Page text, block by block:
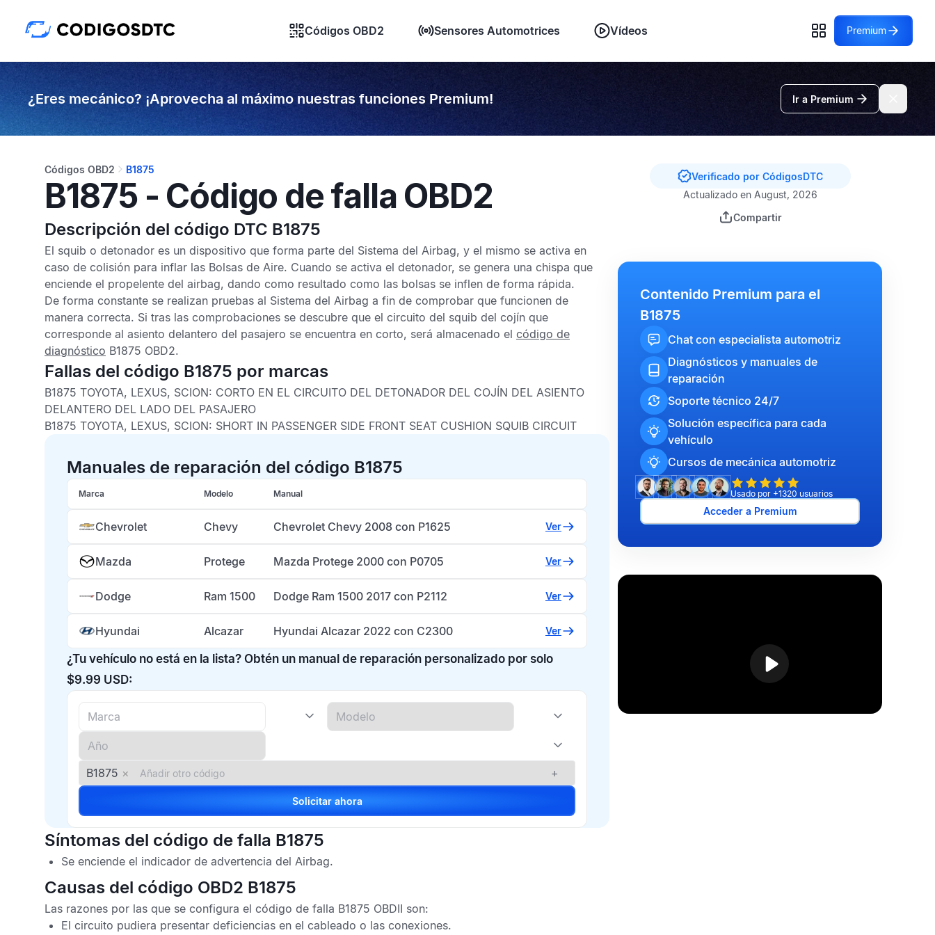
Códigos OBD2 Sensores Automotrices Vídeos Premium
¿Eres mecánico? ¡Aprovecha al máximo nuestras funciones Premium! Ir a Premium
Códigos OBD2 B1875
B1875 - Código de falla OBD2
Descripción del código DTC B1875
El squib o detonador es un dispositivo que forma parte del Sistema del Airbag, y el mismo se activa en
caso de colisión para inflar las Bolsas de Aire. Cuando se activa el detonador, se genera una chispa que
enciende el propelente del airbag, dando como resultado como las bolsas se inflen de forma rápida.
De forma constante se realizan pruebas al Sistema del Airbag a fin de comprobar que funcionen de
manera correcta. Si tras las comprobaciones se descubre que el circuito del squib del cojín que
corresponde al asiento delantero del pasajero se encuentra en corto, será almacenado el código de
diagnóstico B1875 OBD2.
Fallas del código B1875 por marcas
B1875 TOYOTA, LEXUS, SCION: CORTO EN EL CIRCUITO DEL DETONADOR DEL COJÍN DEL ASIENTO
DELANTERO DEL LADO DEL PASAJERO
B1875 TOYOTA, LEXUS, SCION: SHORT IN PASSENGER SIDE FRONT SEAT CUSHION SQUIB CIRCUIT
Manuales de reparación del código B1875
Marca Modelo Manual
Chevrolet Chevy Chevrolet Chevy 2008 con P1625 Ver
Mazda Protege Mazda Protege 2000 con P0705 Ver
Dodge Ram 1500 Dodge Ram 1500 2017 con P2112 Ver
Hyundai Alcazar Hyundai Alcazar 2022 con C2300 Ver
¿Tu vehículo no está en la lista? Obtén un manual de reparación personalizado por solo
$9.99 USD:
B1875 × +
Solicitar ahora
Síntomas del código de falla B1875
Se enciende el indicador de advertencia del Airbag.
Causas del código OBD2 B1875
Las razones por las que se configura el código de falla B1875 OBDII son:
El circuito pudiera presentar deficiencias en el cableado o las conexiones.
Verificado por CódigosDTC
Actualizado en August, 2026
Compartir
Contenido Premium para el
B1875
Chat con especialista automotriz
Diagnósticos y manuales de
reparación
Soporte técnico 24/7
Solución específica para cada
vehículo
Cursos de mecánica automotriz
Usado por +1320 usuarios
Acceder a Premium